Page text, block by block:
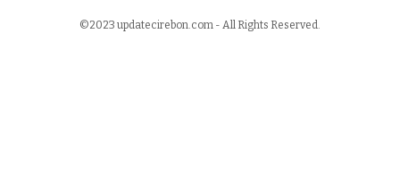
©2023 updatecirebon.com - All Rights Reserved.